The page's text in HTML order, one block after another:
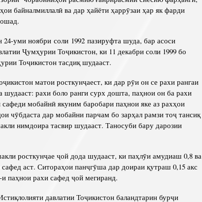
байналмиллалӣ ва дар ҳайёти ҳаррӯзаи ҳар як фарди
уми ноябри соли 1992 пазируфта шуда, бар асоси
Ҷумҳурии Тоҷикистон, ки 11 декабри соли 1999 бо
Тоҷикистон тасдиқ шудааст.
матои росткунҷаест, ки дар рӯи он се рахи рангаи
рахи боло ранги сурх дошта, паҳнои он ба рахи
мобайнӣ якуним баробари паҳнои яке аз рахҳои
чӯбдаста дар мобайни парчам бо зарҳал рамзи тоҷ тансиқ
нимдоира тасвир шудааст. Таносуби бару дарозии
росткунҷае ҷой дода шудааст, ки паҳлӯи амудиаш 0,8 ва
аст. Ситораҳои панҷгӯша дар доираи қутраш 0,15 акс
паҳнои рахи сафед ҷой мегиранд.
давлатии Тоҷикистон баландтарин бурҷи